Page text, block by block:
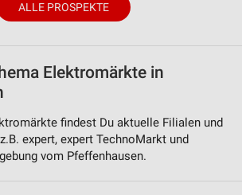
ALLE PROSPEKTE
Elektromärkte in
findest Du aktuelle Filialen und
expert, expert TechnoMarkt und
vom Pfeffenhausen.